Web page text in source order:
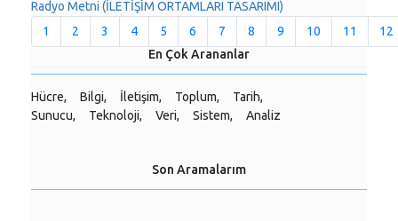
Radyo Metni (İLETİŞİM ORTAMLARI TASARIMI)
1
2 3 4 5 6 7 8 9 10 11
12
En Çok Arananlar
Hücre, Bilgi, İletişim, Toplum,
Tarih,
Sunucu,
Teknoloji, Veri, Sistem, Analiz
Son Aramalarım